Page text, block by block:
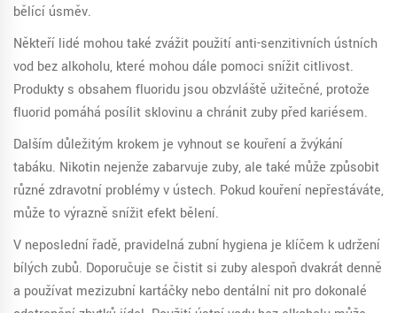
bělící úsměv.
Někteří lidé mohou také zvážit použití anti-senzitivních ústních
vod bez alkoholu, které mohou dále pomoci snížit citlivost.
Produkty s obsahem fluoridu jsou obzvláště užitečné, protože
fluorid pomáhá posílit sklovinu a chránit zuby před kariésem.
Dalším důležitým krokem je vyhnout se kouření a žvýkání
tabáku. Nikotin nejenže zabarvuje zuby, ale také může způsobit
různé zdravotní problémy v ústech. Pokud kouření nepřestáváte,
může to výrazně snížit efekt bělení.
V neposlední řadě, pravidelná zubní hygiena je klíčem k udržení
bílých zubů. Doporučuje se čistit si zuby alespoň dvakrát denně
a používat mezizubní kartáčky nebo dentální nit pro dokonalé